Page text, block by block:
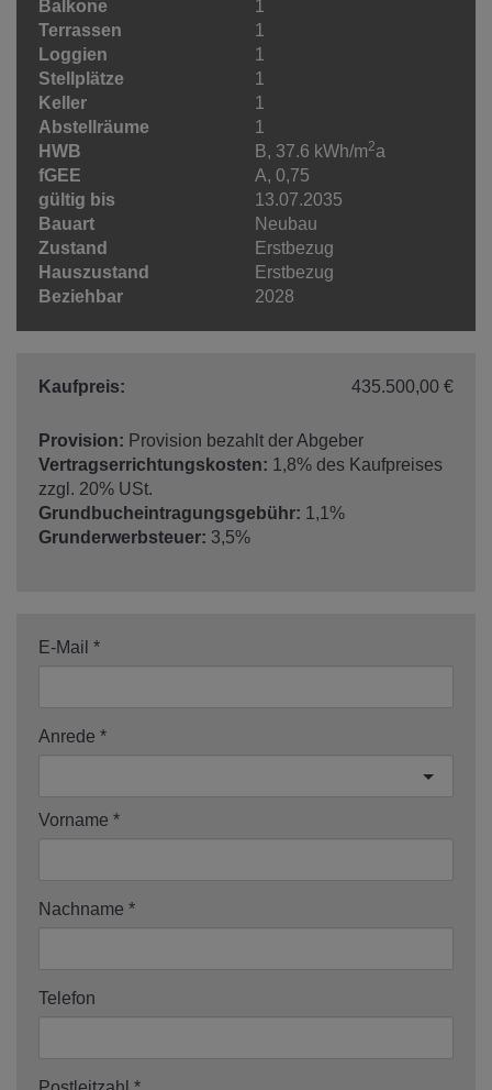
Balkone
1
Terrassen
1
Loggien
1
Stellplätze
1
Keller
1
Abstellräume
1
HWB
B, 37.6 kWh/m2a
fGEE
A, 0,75
gültig bis
13.07.2035
Bauart
Neubau
Zustand
Erstbezug
Hauszustand
Erstbezug
Beziehbar
2028
Kaufpreis: 435.500,00 €
Provision: Provision bezahlt der Abgeber
Vertragserrichtungskosten: 1,8% des Kaufpreises
zzgl. 20% USt.
Grundbucheintragungsgebühr: 1,1%
Grunderwerbsteuer: 3,5%
E-Mail
Anrede
Vorname
Nachname
Telefon